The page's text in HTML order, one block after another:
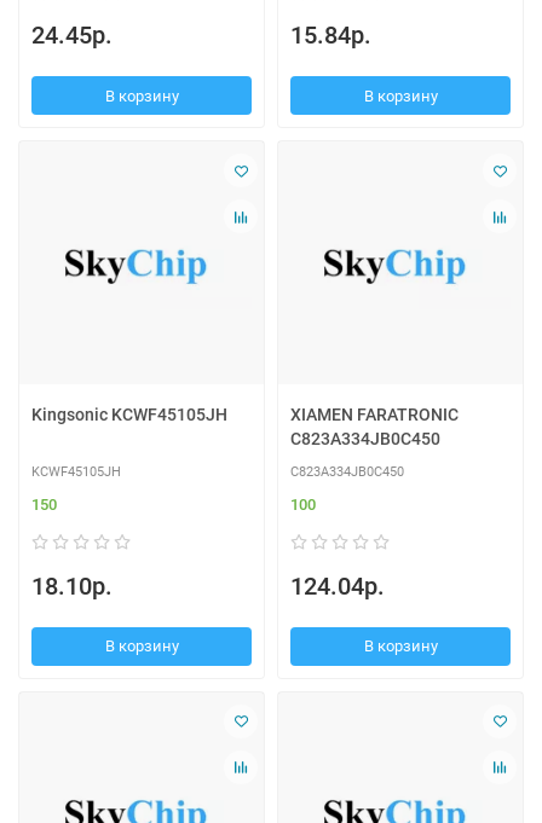
24.45р.
В корзину
15.84р.
В корзину
Kingsonic KCWF45105JH
KCWF45105JH
150
18.10р.
В корзину
XIAMEN FARATRONIC
C823A334JB0C450
C823A334JB0C450
100
124.04р.
В корзину